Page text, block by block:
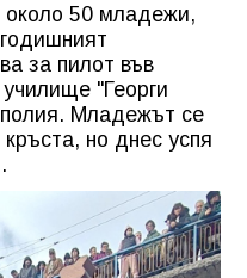
около 50 младежи,
за пилот във
"Георги
Младежът се
но днес успя